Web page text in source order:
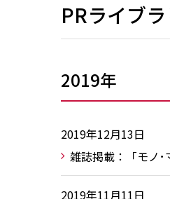
PRライブ
2019年
2019年12月13日
雑誌掲載：「モノ
2019年11月11日